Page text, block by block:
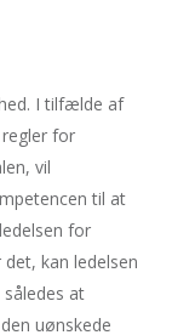
I tilfælde af
for
vil
til at
for
det, kan ledelsen
at
uønskede